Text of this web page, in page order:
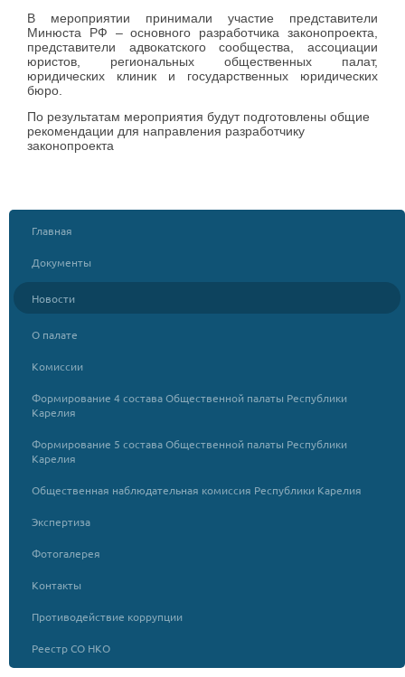
В мероприятии принимали участие представители
Минюста РФ – основного разработчика законопроекта,
представители адвокатского сообщества, ассоциации
юристов, региональных общественных палат,
юридических клиник и государственных юридических
бюро.
По результатам мероприятия будут подготовлены общие
рекомендации для направления разработчику
законопроекта
Главная
Документы
Новости
О палате
Комиссии
Формирование 4 состава Общественной палаты Республики
Карелия
Формирование 5 состава Общественной палаты Республики
Карелия
Общественная наблюдательная комиссия Республики Карелия
Экспертиза
Фотогалерея
Контакты
Противодействие коррупции
Реестр СО НКО